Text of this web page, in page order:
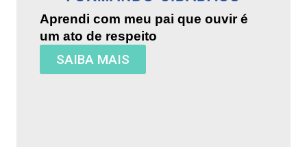
Aprendi com meu pai que ouvir é
um ato de respeito
SAIBA MAIS